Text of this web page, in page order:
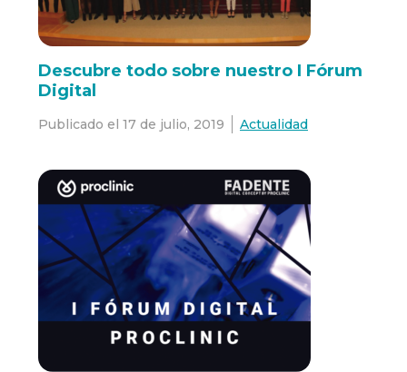
Descubre todo sobre nuestro I Fórum
Digital
Publicado el 17 de julio, 2019 Actualidad